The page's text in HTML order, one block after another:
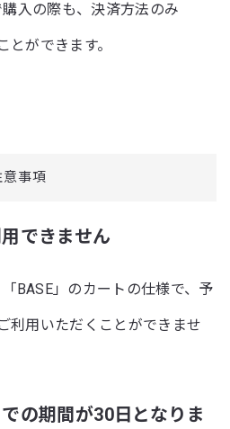
入の際も、決済方法のみ
ができます。
事項
できません
BASE」のカートの仕様で、予
利用いただくことができませ
の期間が30日となりま